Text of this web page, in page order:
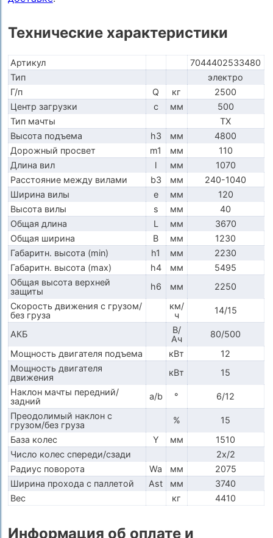
Технические характеристики
Артикул
7044402533480
Тип
электро
Г/п
Q кг
2500
Центр загрузки
c мм
500
Тип мачты
ТX
Высота подъема
h3 мм
4800
Дорожный просвет
m1 мм
110
Длина вил
l мм
1070
Расстояние между вилами
b3 мм
240-1040
Ширина вилы
e мм
120
Высота вилы
s мм
40
Общая длина
L мм
3670
Общая ширина
B мм
1230
Габаритн. высота (min)
h1 мм
2230
Габаритн. высота (max)
h4 мм
5495
Общая высота верхней
защиты
h6 мм
2250
Скорость движения с грузом/
без груза
км/
ч
14/15
АКБ
В/
Ач
80/500
Мощность двигателя подъема
кВт
12
Мощность двигателя
движения
кВт
15
Наклон мачты передний/
задний
a/b °
6/12
Преодолимый наклон с
грузом/без груза
%
15
База колес
Y мм
1510
Число колес спереди/сзади
2x/2
Радиус поворота
Wa мм
2075
Ширина прохода с паллетой
Ast мм
3740
Вес
кг 4410
Информация об оплате и